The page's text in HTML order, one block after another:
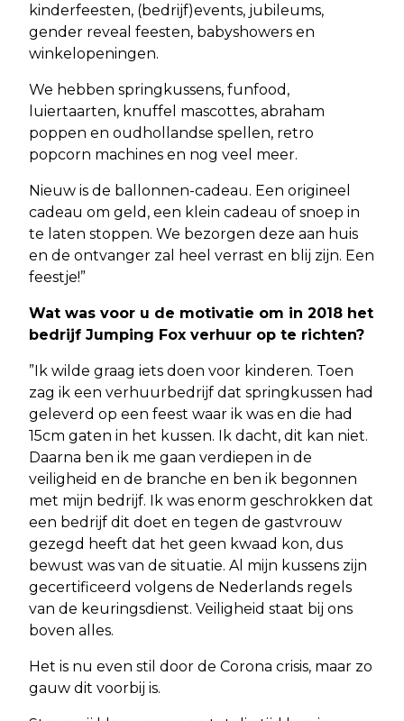
kinderfeesten, (bedrijf)events, jubileums,
gender reveal feesten, babyshowers en
winkelopeningen.
We hebben springkussens, funfood,
luiertaarten, knuffel mascottes, abraham
poppen en oudhollandse spellen, retro
popcorn machines en nog veel meer.
Nieuw is de ballonnen-cadeau. Een origineel
cadeau om geld, een klein cadeau of snoep in
te laten stoppen. We bezorgen deze aan huis
en de ontvanger zal heel verrast en blij zijn. Een
feestje!”
Wat was voor u de motivatie om in 2018 het
bedrijf Jumping Fox verhuur op te richten?
”Ik wilde graag iets doen voor kinderen. Toen
zag ik een verhuurbedrijf dat springkussen had
geleverd op een feest waar ik was en die had
15cm gaten in het kussen. Ik dacht, dit kan niet.
Daarna ben ik me gaan verdiepen in de
veiligheid en de branche en ben ik begonnen
met mijn bedrijf. Ik was enorm geschrokken dat
een bedrijf dit doet en tegen de gastvrouw
gezegd heeft dat het geen kwaad kon, dus
bewust was van de situatie. Al mijn kussens zijn
gecertificeerd volgens de Nederlands regels
van de keuringsdienst. Veiligheid staat bij ons
boven alles.
Het is nu even stil door de Corona crisis, maar zo
gauw dit voorbij is.